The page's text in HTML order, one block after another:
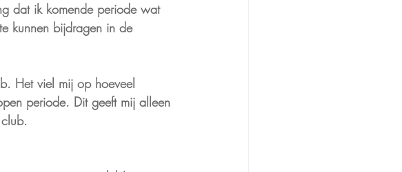
dat ik komende periode wat
kunnen bijdragen in de
Het viel mij op hoeveel
periode. Dit geeft mij alleen